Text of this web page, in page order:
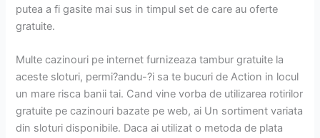
putea a fi gasite mai sus in timpul set de care au oferte
gratuite.
Multe cazinouri pe internet furnizeaza tambur gratuite la
aceste sloturi, permi?andu-?i sa te bucuri de Action in locul
un mare risca banii tai. Cand vine vorba de utilizarea rotirilor
gratuite pe cazinouri bazate pe web, ai Un sortiment variata
din sloturi disponibile. Daca ai utilizat o metoda de plata